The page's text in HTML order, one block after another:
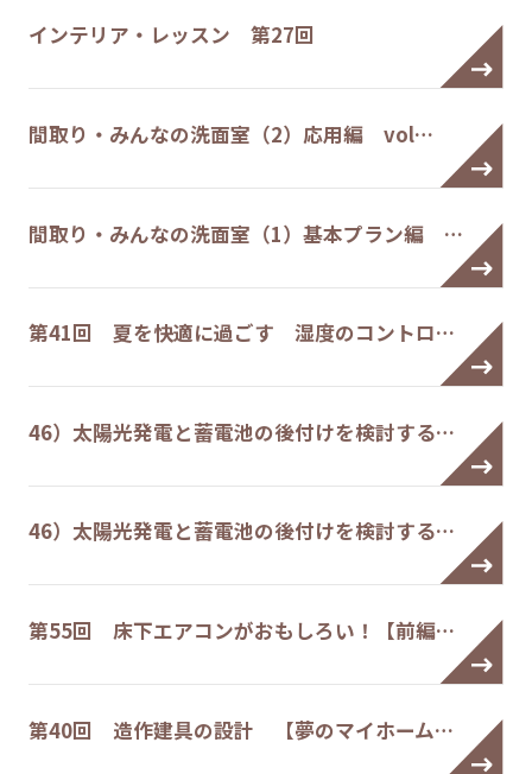
インテリア・レッスン 第27回
間取り・みんなの洗面室（2）応用編 vol…
間取り・みんなの洗面室（1）基本プラン編 …
第41回 夏を快適に過ごす 湿度のコントロ…
46）太陽光発電と蓄電池の後付けを検討する…
46）太陽光発電と蓄電池の後付けを検討する…
第55回 床下エアコンがおもしろい！【前編…
第40回 造作建具の設計 【夢のマイホーム…